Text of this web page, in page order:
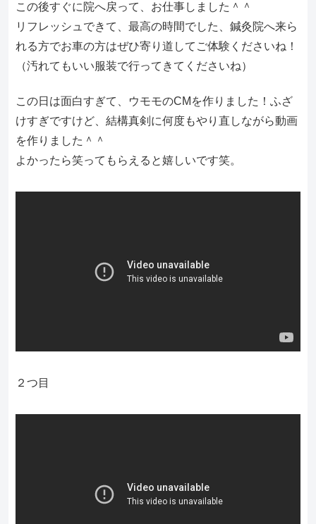
この後すぐに院へ戻って、お仕事しました＾＾
リフレッシュできて、最高の時間でした、鍼灸院へ来ら
れる方でお車の方はぜひ寄り道してご体験くださいね！
（汚れてもいい服装で行ってきてくださいね）
この日は面白すぎて、ウモモのCMを作りました！ふざ
けすぎですけど、結構真剣に何度もやり直しながら動画
を作りました＾＾
よかったら笑ってもらえると嬉しいです笑。
２つ目